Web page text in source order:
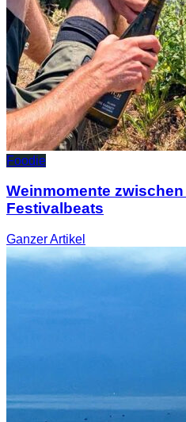
Foodie
Weinmomente zwischen
Festivalbeats
GanzerArtikel